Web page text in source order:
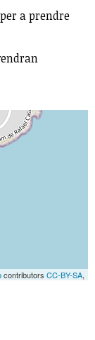
a prendre
contributors CC-BY-SA,